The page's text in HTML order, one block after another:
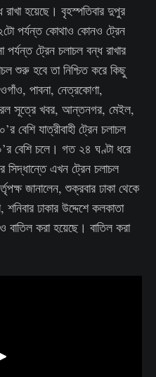
হয়েছে। বৃহস্পতিবার দুপুর
পর্যন্ত কোথাও কোনও ট্রেন
পর্যন্ত ট্রেন চলাচল বন্ধ রাখার
শুরু হবে তা নিশ্চিত করে কিছু
পাবনা, নেত্রকোণা,
রেল সূত্রে খবর, আন্তনগর, মেইল,
বেশি যাত্রীবাহী ট্রেন চলাচল
বেশি চলে। গত ২৪ ঘণ্টা ধরে
সিদ্ধান্তে এখন ট্রেন চলাচল
জানালেন, শুক্রবার ঢাকা থেকে
ঢাকার উদ্দেশে কলকাতা
বাতিল করা হয়েছে। বাতিল করা